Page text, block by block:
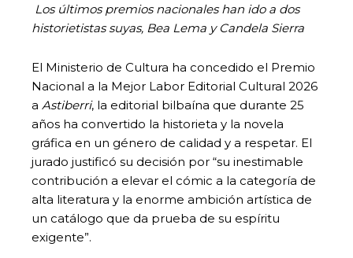
Los últimos premios nacionales han ido a dos
historietistas suyas, Bea Lema y Candela Sierra
El Ministerio de Cultura ha concedido el Premio
Nacional a la Mejor Labor Editorial Cultural 2026
a Astiberri, la editorial bilbaína que durante 25
años ha convertido la historieta y la novela
gráfica en un género de calidad y a respetar. El
jurado justificó su decisión por “su inestimable
contribución a elevar el cómic a la categoría de
alta literatura y la enorme ambición artística de
un catálogo que da prueba de su espíritu
exigente”.